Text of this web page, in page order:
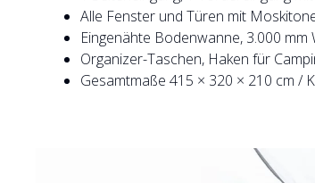
Alle Fenster und Türen mit
Eingenähte Bodenwanne, 3.000
Organizer-Taschen, Haken für
Gesamtmaße 415 × 320 × 210 cm /